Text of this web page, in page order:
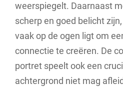
weerspiegelt. Daarnaast
scherp en goed belicht
vaak op de ogen ligt om
connectie te creëren. De
portret speelt ook een
achtergrond niet mag